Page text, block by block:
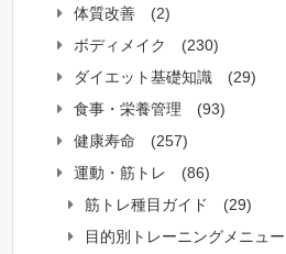
体質改善
(2)
ボディメイク
(230)
ダイエット基礎知識
(29)
食事・栄養管理
(93)
健康寿命
(257)
運動・筋トレ
(86)
筋トレ種目ガイド
(29)
目的別トレーニングメニュー